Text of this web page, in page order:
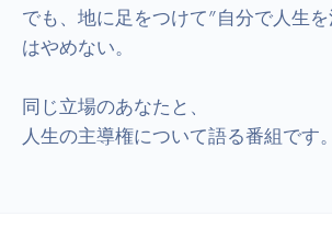
でも、地に足をつけて”自分で人生
はやめない。
同じ立場のあなたと、
人生の主導権について語る番組です。